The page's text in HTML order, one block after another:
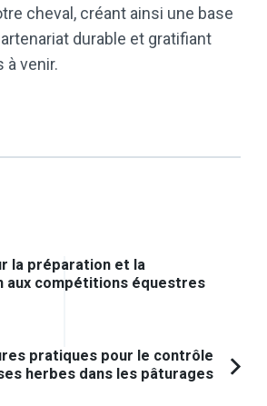
cheval, créant ainsi une base
durable et gratifiant
à venir.
la préparation et la
aux compétitions équestres
pratiques pour le contrôle
herbes dans les pâturages